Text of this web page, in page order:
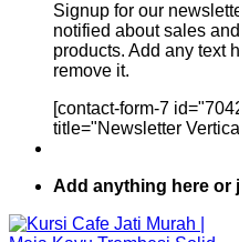
Signup for our
notified about sales
products. Add any text
remove it.
[contact-form-7
title="Newsletter
Add anything here or